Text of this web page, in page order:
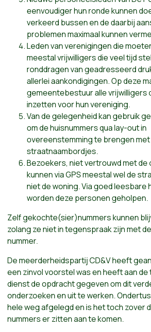
eenvoudiger hun ronde kunnen
verkeerd bussen en de daarbij
problemen maximaal kunnen
Leden van verenigingen die
meestal vrijwilligers die veel tijd
ronddragen van geadresseerd
allerlei aankondigingen. Op deze
gemeentebestuur alle vrijwilligers
inzetten voor hun vereniging.
Van de gelegenheid kan gebruik
om de huisnummers qua lay-out in
overeenstemming te brengen met
straatnaambordjes.
Bezoekers, niet vertrouwd met de
kunnen via GPS meestal wel de
niet de woning. Via goed leesbare
worden deze personen geholpen.
Zelf gekochte(sier)nummers kunnen
zolang ze niet in tegenspraak zijn met
nummer.
De meerderheidspartij CD&V heeft
een zinvol voorstel was en heeft aan
dienst de opdracht gegeven om dit
onderzoeken en uit te werken.
hele weg afgelegd en is het toch zover
nummers er zitten aan te komen.